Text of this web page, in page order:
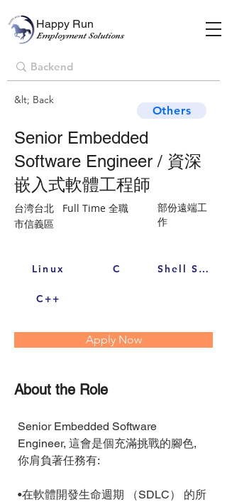
Happy Run
Employment Solutions
&lt; Back
Others
Senior Embedded
Software Engineer / 資深
嵌入式軟體工程師
台湾台北
市信義區
Full Time 全職
部份遠端工
作
Linux
C++
C Shell Script
Apply Now
About the Role
Senior Embedded Software
Engineer, 這會是個充滿挑戰的腳色,
你肩負著任務有:
•在軟體開發生命週期 （SDLC） 的所